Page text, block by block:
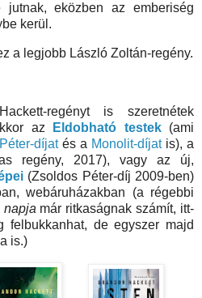
jutnak, eközben az emberiség
kerül.
a legjobb László Zoltán-regény.
regényt is szeretnétek
az
Eldobható testek
(ami
díjatés a Monolit-díjatis), a
regény, 2017), vagy az új,
(Zsoldos Péter-díj 2009-ben)
webáruházakban (a régebbi
napja már ritkaságnak számít, itt-
felbukkanhat, de egyszer majd
is.)